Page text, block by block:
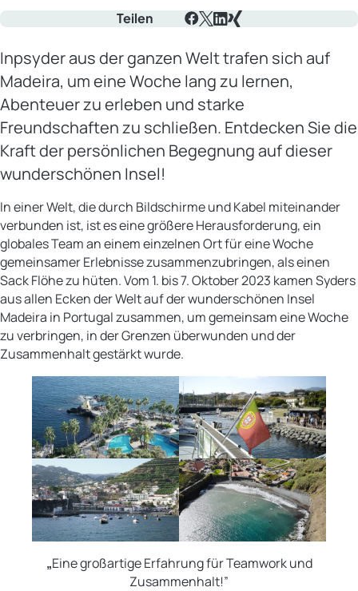
Teilen
Inpsyder aus der ganzen Welt trafen sich auf
Madeira, um eine Woche lang zu lernen,
Abenteuer zu erleben und starke
Freundschaften zu schließen. Entdecken Sie die
Kraft der persönlichen Begegnung auf dieser
wunderschönen Insel!
In einer Welt, die durch Bildschirme und Kabel miteinander
verbunden ist, ist es eine größere Herausforderung, ein
globales Team an einem einzelnen Ort für eine Woche
gemeinsamer Erlebnisse zusammenzubringen, als einen
Sack Flöhe zu hüten. Vom 1. bis 7. Oktober 2023 kamen Syders
aus allen Ecken der Welt auf der wunderschönen Insel
Madeira in Portugal zusammen, um gemeinsam eine Woche
zu verbringen, in der Grenzen überwunden und der
Zusammenhalt gestärkt wurde.
„Eine großartige Erfahrung für Teamwork und
Zusammenhalt!”